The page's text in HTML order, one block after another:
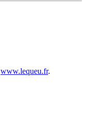
www.lequeu.fr.